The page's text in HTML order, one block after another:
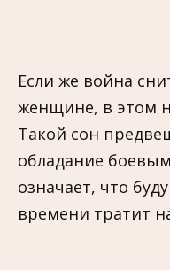
Если же война
женщине, в этом
Такой сон
обладание
означает, что
времени тратит